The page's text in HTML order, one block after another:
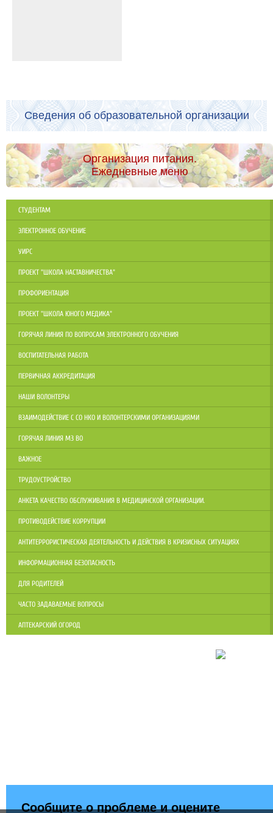
Сведения об образовательной организации
Организация питания.
Ежедневные меню
СТУДЕНТАМ
ЭЛЕКТРОННОЕ ОБУЧЕНИЕ
УИРС
ПРОЕКТ "ШКОЛА НАСТАВНИЧЕСТВА"
ПРОФОРИЕНТАЦИЯ
ПРОЕКТ "ШКОЛА ЮНОГО МЕДИКА"
ГОРЯЧАЯ ЛИНИЯ ПО ВОПРОСАМ ЭЛЕКТРОННОГО ОБУЧЕНИЯ
ВОСПИТАТЕЛЬНАЯ РАБОТА
ПЕРВИЧНАЯ АККРЕДИТАЦИЯ
НАШИ ВОЛОНТЕРЫ
ВЗАИМОДЕЙСТВИЕ С СО НКО И ВОЛОНТЕРСКИМИ ОРГАНИЗАЦИЯМИ
ГОРЯЧАЯ ЛИНИЯ МЗ ВО
ВАЖНОЕ
ТРУДОУСТРОЙСТВО
АНКЕТА КАЧЕСТВО ОБСЛУЖИВАНИЯ В МЕДИЦИНСКОЙ ОРГАНИЗАЦИИ.
ПРОТИВОДЕЙСТВИЕ КОРРУПЦИИ
АНТИТЕРРОРИСТИЧЕСКАЯ ДЕЯТЕЛЬНОСТЬ И ДЕЙСТВИЯ В КРИЗИСНЫХ СИТУАЦИЯХ
ИНФОРМАЦИОННАЯ БЕЗОПАСНОСТЬ
ДЛЯ РОДИТЕЛЕЙ
ЧАСТО ЗАДАВАЕМЫЕ ВОПРОСЫ
АПТЕКАРСКИЙ ОГОРОД
Сообщите о проблеме и оцените